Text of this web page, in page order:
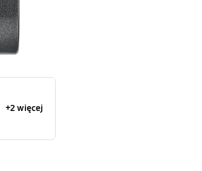
+2 więcej